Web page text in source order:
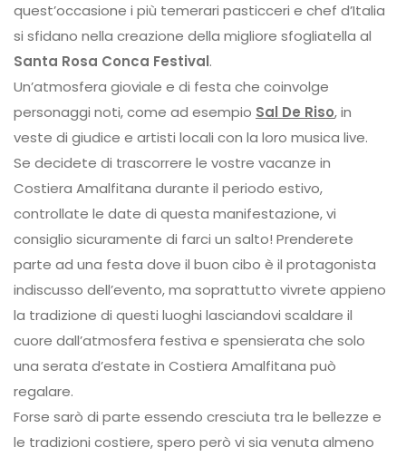
quest’occasione i più temerari pasticceri e chef d’Italia
si sfidano nella creazione della migliore sfogliatella al
Santa Rosa Conca Festival.
Un’atmosfera gioviale e di festa che coinvolge
personaggi noti, come ad esempio Sal De Riso, in
veste di giudice e artisti locali con la loro musica live.
Se decidete di trascorrere le vostre vacanze in
Costiera Amalfitana durante il periodo estivo,
controllate le date di questa manifestazione, vi
consiglio sicuramente di farci un salto! Prenderete
parte ad una festa dove il buon cibo è il protagonista
indiscusso dell’evento, ma soprattutto vivrete appieno
la tradizione di questi luoghi lasciandovi scaldare il
cuore dall’atmosfera festiva e spensierata che solo
una serata d’estate in Costiera Amalfitana può
regalare.
Forse sarò di parte essendo cresciuta tra le bellezze e
le tradizioni costiere, spero però vi sia venuta almeno